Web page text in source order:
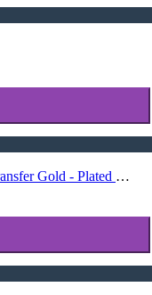
Five Blessings Necklace Woman Love Transfer Gold - Plated Moisture Light Luxury Jewellery Necklace